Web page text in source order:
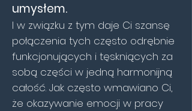
umysłem.
I w związku z tym daje Ci szansę
połączenia tych często odrębnie
funkcjonujących i tęskniących za
sobą części w jedną harmonijną
całość. Jak często wmawiano Ci,
że okazywanie emocji w pracy